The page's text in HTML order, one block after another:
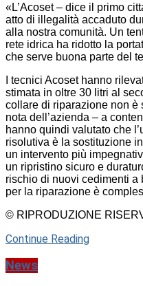
«L’Acoset – dice il primo
atto di illegalità accaduto
alla nostra comunità. Un
rete idrica ha ridotto la
che serve buona parte del
I tecnici Acoset hanno
stimata in oltre 30 litri al
collare di riparazione non è
nota dell’azienda – a
hanno quindi valutato che
risolutiva è la sostituzione
un intervento più
un ripristino sicuro e
rischio di nuovi cedimenti a
per la riparazione è
© RIPRODUZIONE
Continue Reading
News